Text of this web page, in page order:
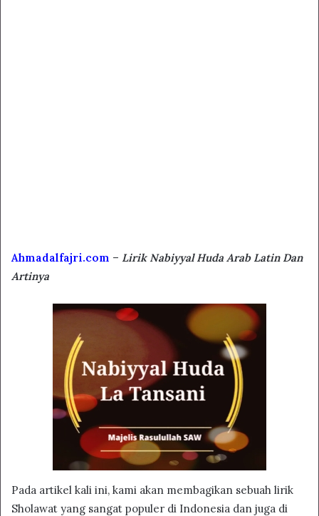
Ahmadalfajri.com – Lirik Nabiyyal Huda Arab Latin Dan
Artinya
Pada artikel kali ini, kami akan membagikan sebuah lirik
Sholawat yang sangat populer di Indonesia dan juga di